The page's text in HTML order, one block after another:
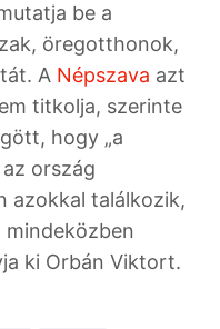
be a
öregotthonok,
A Népszava azt
titkolja, szerinte
hogy „a
ország
azokkal találkozik,
mindeközben
ki Orbán Viktort.